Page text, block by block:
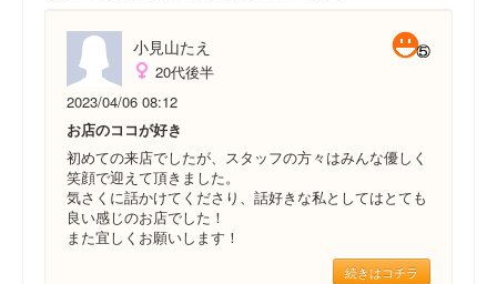
小見山たえ
20代後半
2023/04/06 08:12
お店のココが好き
初めての来店でしたが、スタッフの方々はみんな優しく
笑顔で迎えて頂きました。
気さくに話かけてくださり、話好きな私としてはとても
良い感じのお店でした！
また宜しくお願いします！
続きはコチラ